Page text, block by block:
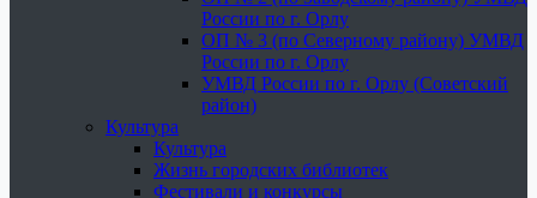
России по г. Орлу
ОП № 3 (по Северному району) УМВД
России по г. Орлу
УМВД России по г. Орлу (Советский
район)
Культура
Культура
Жизнь городских библиотек
Фестивали и конкурсы